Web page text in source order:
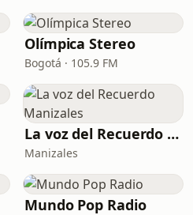
Olímpica Stereo
Bogotá · 105.9 FM
La voz del Recuerdo Manizales
Manizales
Mundo Pop Radio